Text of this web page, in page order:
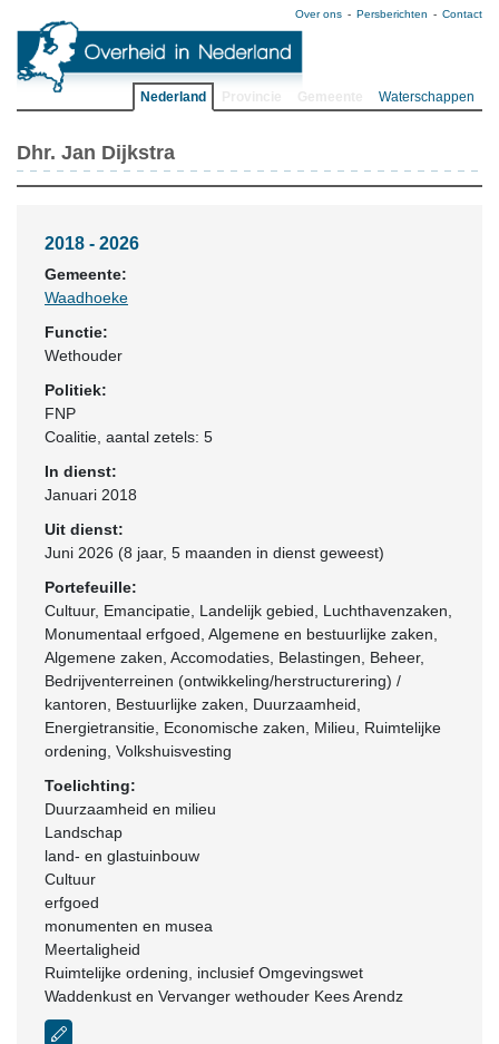
Over ons Persberichten Contact
Nederland Waterschappen
Dhr. Jan Dijkstra
2018 - 2026
Gemeente:
Waadhoeke
Functie:
Wethouder
Politiek:
FNP
Coalitie , aantal zetels: 5
In dienst:
Januari 2018
Uit dienst:
Juni 2026 (8 jaar, 5 maanden in dienst geweest)
Portefeuille:
Cultuur, Emancipatie, Landelijk gebied, Luchthavenzaken,
Monumentaal erfgoed, Algemene en bestuurlijke zaken,
Algemene zaken, Accomodaties, Belastingen, Beheer,
Bedrijventerreinen (ontwikkeling/herstructurering) /
kantoren, Bestuurlijke zaken, Duurzaamheid,
Energietransitie, Economische zaken, Milieu, Ruimtelijke
ordening, Volkshuisvesting
Toelichting:
Duurzaamheid en milieu
Landschap
land- en glastuinbouw
Cultuur
erfgoed
monumenten en musea
Meertaligheid
Ruimtelijke ordening, inclusief Omgevingswet
Waddenkust en Vervanger wethouder Kees Arendz